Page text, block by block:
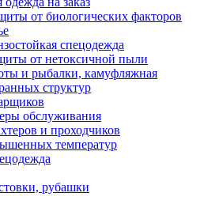
от биологических факторов
спецодежда
от нетоксичной пыли
и рыбалки, камуфляжная
структур
обслуживания
и проходчиков
температур
рубашки